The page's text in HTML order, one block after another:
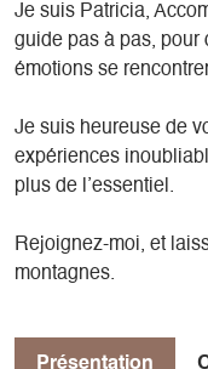
Je suis Patricia,
guide pas à pas, pour
émotions se
Je suis heureuse de
expériences
plus de l’essentiel.
Rejoignez-moi, et
montagnes.
Présentation